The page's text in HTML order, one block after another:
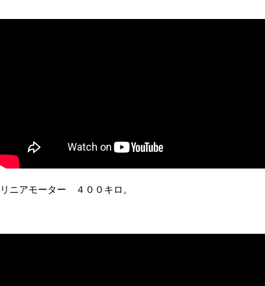
リニアモーター ４００キロ。